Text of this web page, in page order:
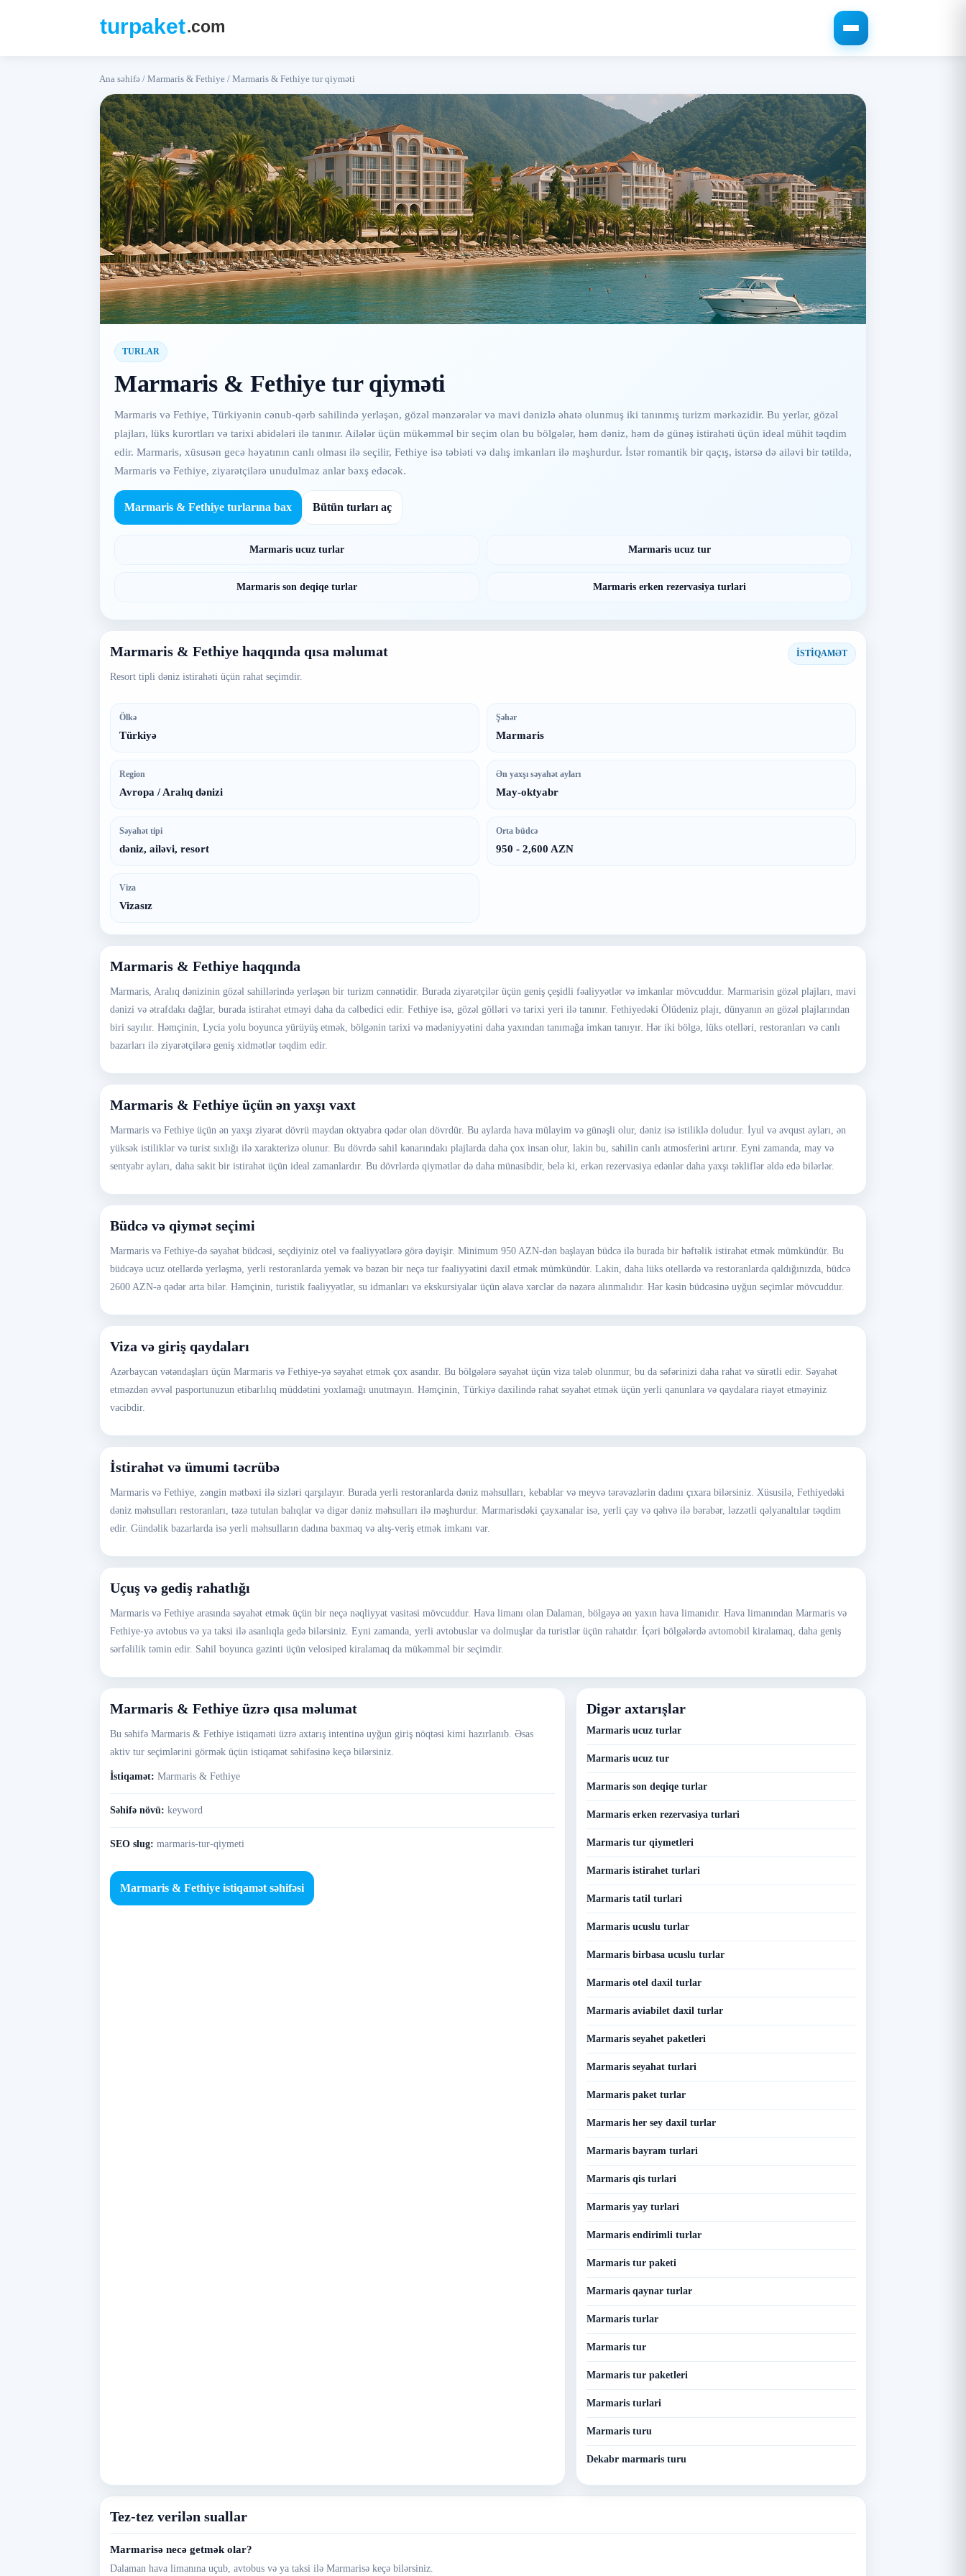
Ana səhifə / Marmaris & Fethiye / Marmaris & Fethiye tur qiyməti
TURLAR
Marmaris & Fethiye tur qiyməti
Marmaris və Fethiye, Türkiyənin cənub-qərb sahilində yerləşən, gözəl mənzərələr və mavi dənizlə əhatə olunmuş iki tanınmış turizm mərkəzidir. Bu yerlər, gözəl
plajları, lüks kurortları və tarixi abidələri ilə tanınır. Ailələr üçün mükəmməl bir seçim olan bu bölgələr, həm dəniz, həm də günəş istirahəti üçün ideal mühit təqdim
edir. Marmaris, xüsusən gecə həyatının canlı olması ilə seçilir, Fethiye isə təbiəti və dalış imkanları ilə məşhurdur. İstər romantik bir qaçış, istərsə də ailəvi bir tətildə,
Marmaris və Fethiye, ziyarətçilərə unudulmaz anlar bəxş edəcək.
Marmaris & Fethiye turlarına bax Bütün turları aç
Marmaris ucuz turlar Marmaris ucuz tur
Marmaris son deqiqe turlar Marmaris erken rezervasiya turlari
Marmaris & Fethiye haqqında qısa məlumat
Resort tipli dəniz istirahəti üçün rahat seçimdir.
İSTİQAMƏT
Ölkə
Türkiyə
Şəhər
Marmaris
Region
Avropa / Aralıq dənizi
Ən yaxşı səyahət ayları
May-oktyabr
Səyahət tipi
dəniz, ailəvi, resort
Orta büdcə
950 - 2,600 AZN
Viza
Vizasız
Marmaris & Fethiye haqqında
Marmaris, Aralıq dənizinin gözəl sahillərində yerləşən bir turizm cənnətidir. Burada ziyarətçilər üçün geniş çeşidli fəaliyyətlər və imkanlar mövcuddur. Marmarisin gözəl plajları, mavi
dənizi və ətrafdakı dağlar, burada istirahət etməyi daha da cəlbedici edir. Fethiye isə, gözəl gölləri və tarixi yeri ilə tanınır. Fethiyedəki Ölüdeniz plajı, dünyanın ən gözəl plajlarından
biri sayılır. Həmçinin, Lycia yolu boyunca yürüyüş etmək, bölgənin tarixi və mədəniyyətini daha yaxından tanımağa imkan tanıyır. Hər iki bölgə, lüks otelləri, restoranları və canlı
bazarları ilə ziyarətçilərə geniş xidmətlər təqdim edir.
Marmaris & Fethiye üçün ən yaxşı vaxt
Marmaris və Fethiye üçün ən yaxşı ziyarət dövrü maydan oktyabra qədər olan dövrdür. Bu aylarda hava mülayim və günəşli olur, dəniz isə istiliklə doludur. İyul və avqust ayları, ən
yüksək istiliklər və turist sıxlığı ilə xarakterizə olunur. Bu dövrdə sahil kənarındakı plajlarda daha çox insan olur, lakin bu, sahilin canlı atmosferini artırır. Eyni zamanda, may və
sentyabr ayları, daha sakit bir istirahət üçün ideal zamanlardır. Bu dövrlərdə qiymətlər də daha münasibdir, belə ki, erkən rezervasiya edənlər daha yaxşı təkliflər əldə edə bilərlər.
Büdcə və qiymət seçimi
Marmaris və Fethiye-də səyahət büdcəsi, seçdiyiniz otel və fəaliyyətlərə görə dəyişir. Minimum 950 AZN-dən başlayan büdcə ilə burada bir həftəlik istirahət etmək mümkündür. Bu
büdcəyə ucuz otellərdə yerləşmə, yerli restoranlarda yemək və bəzən bir neçə tur fəaliyyətini daxil etmək mümkündür. Lakin, daha lüks otellərdə və restoranlarda qaldığınızda, büdcə
2600 AZN-ə qədər arta bilər. Həmçinin, turistik fəaliyyətlər, su idmanları və ekskursiyalar üçün əlavə xərclər də nəzərə alınmalıdır. Hər kəsin büdcəsinə uyğun seçimlər mövcuddur.
Viza və giriş qaydaları
Azərbaycan vətəndaşları üçün Marmaris və Fethiye-yə səyahət etmək çox asandır. Bu bölgələrə səyahət üçün viza tələb olunmur, bu da səfərinizi daha rahat və sürətli edir. Səyahət
etməzdən əvvəl pasportunuzun etibarlılıq müddətini yoxlamağı unutmayın. Həmçinin, Türkiyə daxilində rahat səyahət etmək üçün yerli qanunlara və qaydalara riayət etməyiniz
vacibdir.
İstirahət və ümumi təcrübə
Marmaris və Fethiye, zəngin mətbəxi ilə sizləri qarşılayır. Burada yerli restoranlarda dəniz məhsulları, kebablar və meyvə tərəvəzlərin dadını çıxara bilərsiniz. Xüsusilə, Fethiyedəki
dəniz məhsulları restoranları, təzə tutulan balıqlar və digər dəniz məhsulları ilə məşhurdur. Marmarisdəki çayxanalar isə, yerli çay və qəhvə ilə bərabər, ləzzətli qəlyanaltılar təqdim
edir. Gündəlik bazarlarda isə yerli məhsulların dadına baxmaq və alış-veriş etmək imkanı var.
Uçuş və gediş rahatlığı
Marmaris və Fethiye arasında səyahət etmək üçün bir neçə nəqliyyat vasitəsi mövcuddur. Hava limanı olan Dalaman, bölgəyə ən yaxın hava limanıdır. Hava limanından Marmaris və
Fethiye-yə avtobus və ya taksi ilə asanlıqla gedə bilərsiniz. Eyni zamanda, yerli avtobuslar və dolmuşlar da turistlər üçün rahatdır. İçəri bölgələrdə avtomobil kiralamaq, daha geniş
sərfəlilik təmin edir. Sahil boyunca gəzinti üçün velosiped kiralamaq da mükəmməl bir seçimdir.
Marmaris & Fethiye üzrə qısa məlumat
Bu səhifə Marmaris & Fethiye istiqaməti üzrə axtarış intentinə uyğun giriş nöqtəsi kimi hazırlanıb. Əsas
aktiv tur seçimlərini görmək üçün istiqamət səhifəsinə keçə bilərsiniz.
İstiqamət: Marmaris & Fethiye
Səhifə növü: keyword
SEO slug: marmaris-tur-qiymeti
Marmaris & Fethiye istiqamət səhifəsi
Digər axtarışlar
Marmaris ucuz turlar
Marmaris ucuz tur
Marmaris son deqiqe turlar
Marmaris erken rezervasiya turlari
Marmaris tur qiymetleri
Marmaris istirahet turlari
Marmaris tatil turlari
Marmaris ucuslu turlar
Marmaris birbasa ucuslu turlar
Marmaris otel daxil turlar
Marmaris aviabilet daxil turlar
Marmaris seyahet paketleri
Marmaris seyahat turlari
Marmaris paket turlar
Marmaris her sey daxil turlar
Marmaris bayram turlari
Marmaris qis turlari
Marmaris yay turlari
Marmaris endirimli turlar
Marmaris tur paketi
Marmaris qaynar turlar
Marmaris turlar
Marmaris tur
Marmaris tur paketleri
Marmaris turlari
Marmaris turu
Dekabr marmaris turu
Tez-tez verilən suallar
Marmarisə necə getmək olar?
Dalaman hava limanına uçub, avtobus və ya taksi ilə Marmarisə keçə bilərsiniz.